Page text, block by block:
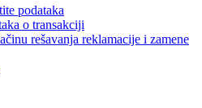
podataka
o transakciji
rešavanja reklamacije i zamene